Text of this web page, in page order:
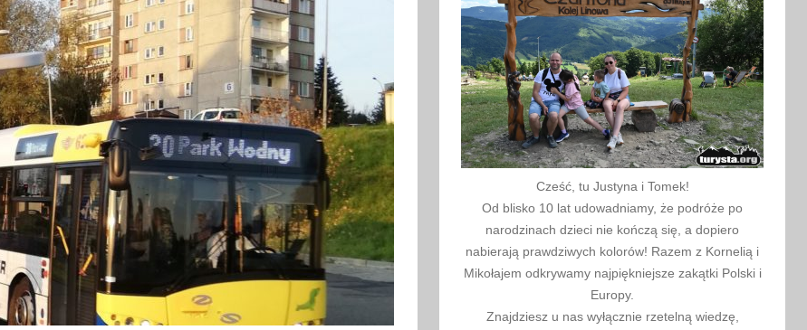
Cześć, tu Justyna i Tomek!
Od blisko 10 lat udowadniamy, że podróże po
narodzinach dzieci nie kończą się, a dopiero
nabierają prawdziwych kolorów! Razem z Kornelią i
Mikołajem odkrywamy najpiękniejsze zakątki Polski i
Europy.
Znajdziesz u nas wyłącznie rzetelną wiedzę,